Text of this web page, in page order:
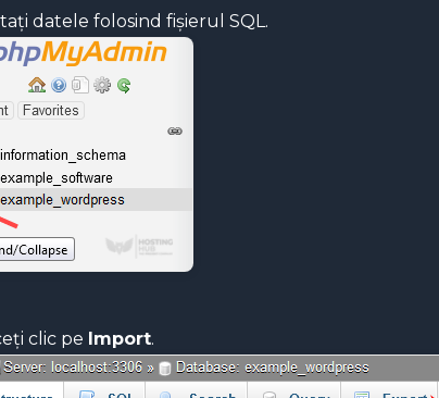
datele folosind fișierul SQL.
clic pe Import.